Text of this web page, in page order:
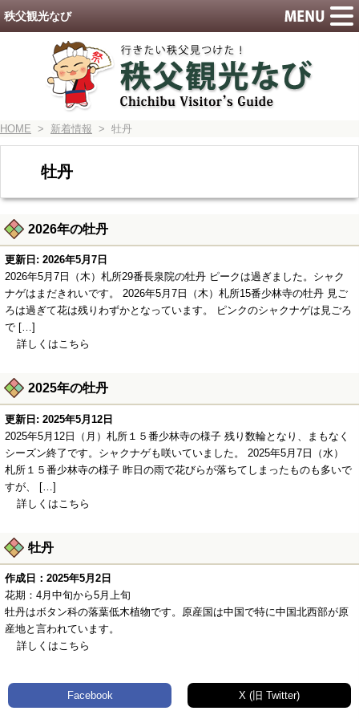
HOME > 新着情報 > 牡丹
牡丹
2026年の牡丹
更新日: 2026年5月7日
2026年5月7日（木）札所29番長泉院の牡丹 ピークは過ぎました。シャク
ナゲはまだきれいです。 2026年5月7日（木）札所15番少林寺の牡丹 見ご
ろは過ぎて花は残りわずかとなっています。 ピンクのシャクナゲは見ごろ
で […]
詳しくはこちら
2025年の牡丹
更新日: 2025年5月12日
2025年5月12日（月）札所１５番少林寺の様子 残り数輪となり、まもなく
シーズン終了です。シャクナゲも咲いていました。 2025年5月7日（水）
札所１５番少林寺の様子 昨日の雨で花びらが落ちてしまったものも多いで
すが、 […]
詳しくはこちら
牡丹
作成日：2025年5月2日
花期：4月中旬から5月上旬
牡丹はボタン科の落葉低木植物です。原産国は中国で特に中国北西部が原
産地と言われています。
詳しくはこちら
Facebook X (旧 Twitter)
秩父観光なび